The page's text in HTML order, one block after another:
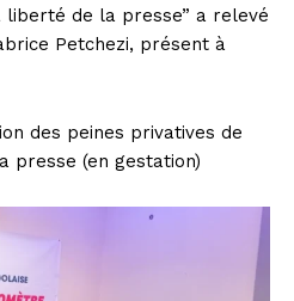
de la presse” a relevé
Petchezi, présent à
des peines privatives de
presse (en gestation)